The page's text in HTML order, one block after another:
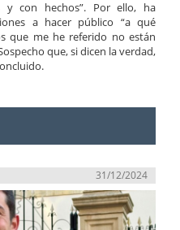
y con hechos”. Por ello, ha
a hacer público “a qué
que me he referido no están
que, si dicen la verdad,
31/12/2024